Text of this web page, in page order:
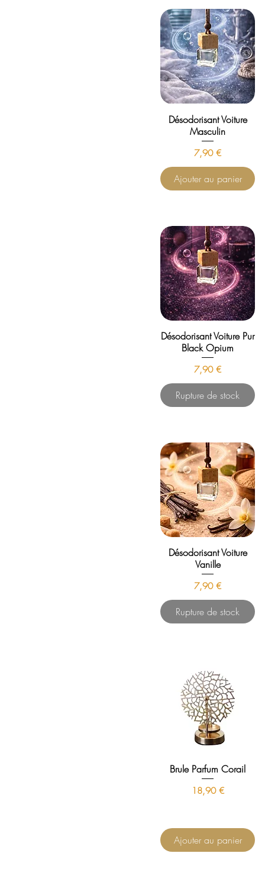
Désodorisant Voiture
Masculin
Prix
7,90 €
Ajouter au panier
Désodorisant Voiture Pur
Black Opium
Prix
7,90 €
Rupture de stock
Désodorisant Voiture
Vanille
Prix
7,90 €
Rupture de stock
Brule Parfum Corail
Prix
18,90 €
Ajouter au panier